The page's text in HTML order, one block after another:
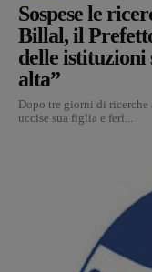
Sospese le
Billal, il
delle istituzioni
alta”
Dopo tre giorni di
uccise sua figlia e ferì...